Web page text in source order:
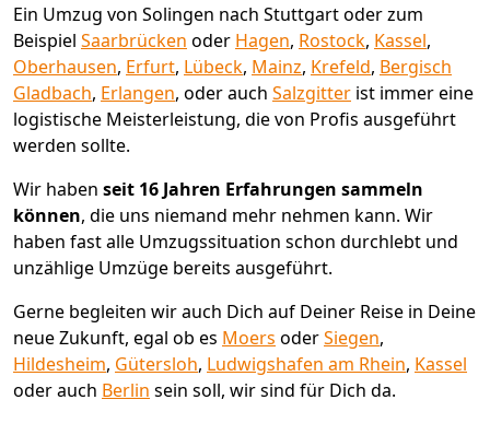
Ein Umzug von Solingen nach Stuttgart oder zum
Beispiel Saarbrücken oder Hagen, Rostock, Kassel,
Oberhausen, Erfurt, Lübeck, Mainz, Krefeld, Bergisch
Gladbach, Erlangen, oder auch Salzgitter ist immer eine
logistische Meisterleistung, die von Profis ausgeführt
werden sollte.
Wir haben seit 16 Jahren Erfahrungen sammeln
können, die uns niemand mehr nehmen kann. Wir
haben fast alle Umzugssituation schon durchlebt und
unzählige Umzüge bereits ausgeführt.
Gerne begleiten wir auch Dich auf Deiner Reise in Deine
neue Zukunft, egal ob es Moers oderSiegen,
Hildesheim, Gütersloh, Ludwigshafen am Rhein, Kassel
oder auch Berlin sein soll, wir sind für Dich da.